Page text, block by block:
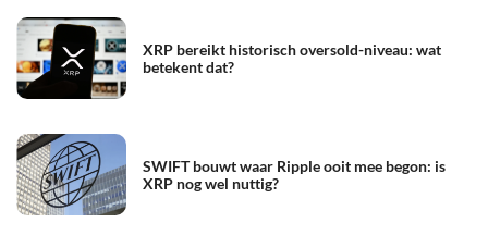
XRP bereikt historisch oversold-niveau: wat
betekent dat?
SWIFT bouwt waar Ripple ooit mee begon: is
XRP nog wel nuttig?